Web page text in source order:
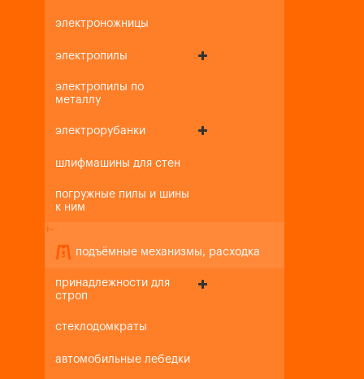
электроножницы
электропилы
электропилы по
металлу
электрорубанки
шлифмашины для стен
погружные пилы и шины
к ним
+-
подъёмные механизмы, расходка
принадлежности для
строп
стеклодомкраты
автомобильные лебедки